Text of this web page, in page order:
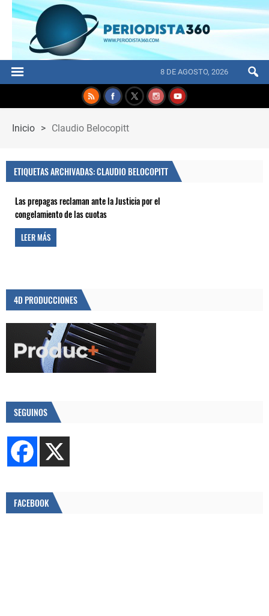
8 DE AGOSTO, 2026
Inicio > Claudio Belocopitt
ETIQUETAS ARCHIVADAS: CLAUDIO BELOCOPITT
Las prepagas reclaman ante la Justicia por el
congelamiento de las cuotas
LEER MÁS
4D PRODUCCIONES
SEGUINOS
FACEBOOK